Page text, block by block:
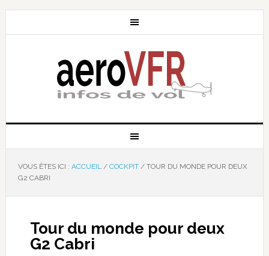
VOUS ÊTES ICI : ACCUEIL / COCKPIT /TOUR DU MONDE POUR DEUX
G2 CABRI
Tour du monde pour deux
G2 Cabri